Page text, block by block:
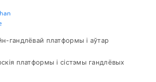
гандлёвай платформы і аўтар
платформы і сістэмы гандлёвых